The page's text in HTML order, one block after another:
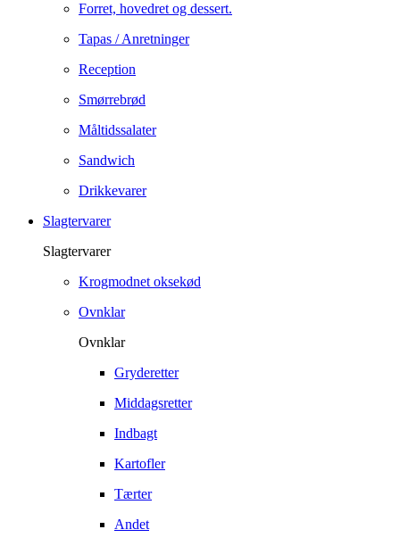
Forret, hovedret og dessert.
Tapas / Anretninger
Reception
Smørrebrød
Måltidssalater
Sandwich
Drikkevarer
Slagtervarer
Slagtervarer
Krogmodnet oksekød
Ovnklar
Ovnklar
Gryderetter
Middagsretter
Indbagt
Kartofler
Tærter
Andet